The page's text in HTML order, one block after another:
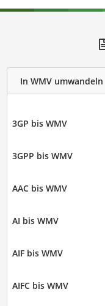
In WMV umwandeln
3GP bis WMV
3GPP bis WMV
AAC bis WMV
AI bis WMV
AIF bis WMV
AIFC bis WMV